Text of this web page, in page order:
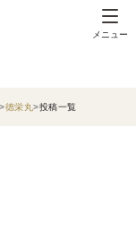
メニュー
徳栄丸 投稿一覧